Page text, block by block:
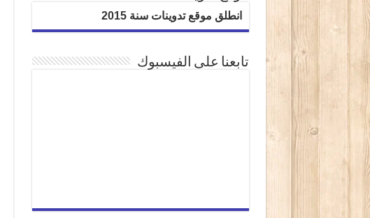
انطلق موقع تدوينات سنة 2015
تابعنا على الفيسبوك